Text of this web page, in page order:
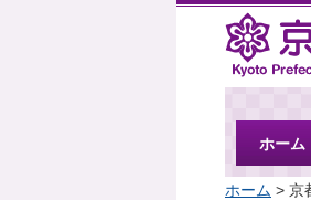
京都府
ホーム
ホーム > 京